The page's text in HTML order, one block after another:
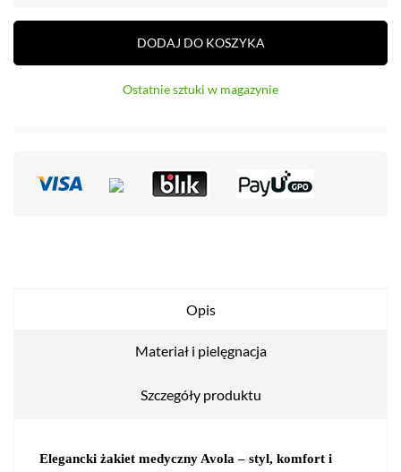
DODAJ DO KOSZYKA
Ostatnie sztuki w magazynie
Opis
Materiał i pielęgnacja
Szczegóły produktu
Elegancki żakiet medyczny Avola – styl, komfort i